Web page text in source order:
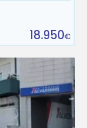
18.950€